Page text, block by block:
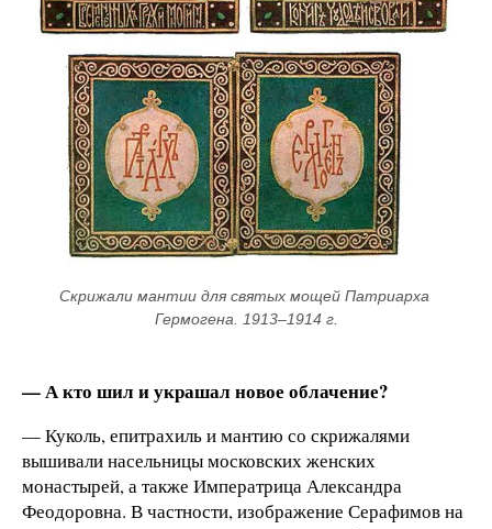
Скрижали мантии для святых мощей Патриарха
Гермогена. 1913–1914 г.
— А кто шил и украшал новое облачение?
— Куколь, епитрахиль и мантию со скрижалями
вышивали насельницы московских женских
монастырей, а также Императрица Александра
Феодоровна. В частности, изображение Серафимов на